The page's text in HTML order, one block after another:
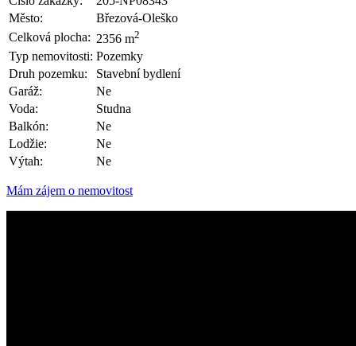
Město:
Březová-Oleško
Celková plocha: 2356 m2
Typ nemovitosti: Pozemky
Druh pozemku:
Stavební bydlení
Garáž:
Ne
Voda:
Studna
Balkón:
Ne
Lodžie:
Ne
Výtah:
Ne
Mám zájem o nemovitost